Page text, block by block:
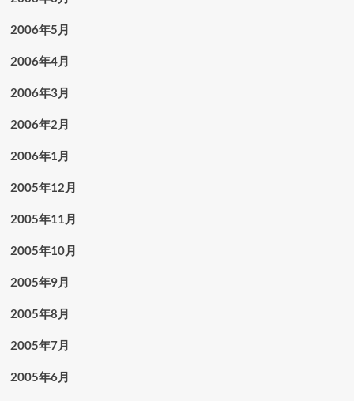
2006年5月
2006年4月
2006年3月
2006年2月
2006年1月
2005年12月
2005年11月
2005年10月
2005年9月
2005年8月
2005年7月
2005年6月